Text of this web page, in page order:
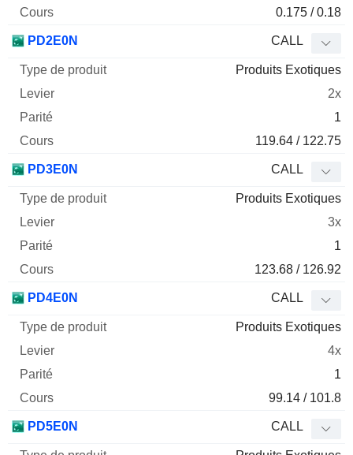
0.175 / 0.18
PD2E0N CALL
Produits Exotiques
2x
1
119.64 / 122.75
PD3E0N CALL
Produits Exotiques
3x
1
123.68 / 126.92
PD4E0N CALL
Produits Exotiques
4x
1
99.14 / 101.8
PD5E0N CALL